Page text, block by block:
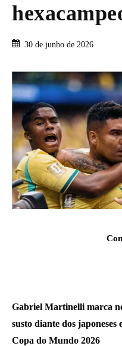
30 de junho de 2026
Gabriel Martinelli marca
susto diante dos japoneses
Copa do Mundo 2026